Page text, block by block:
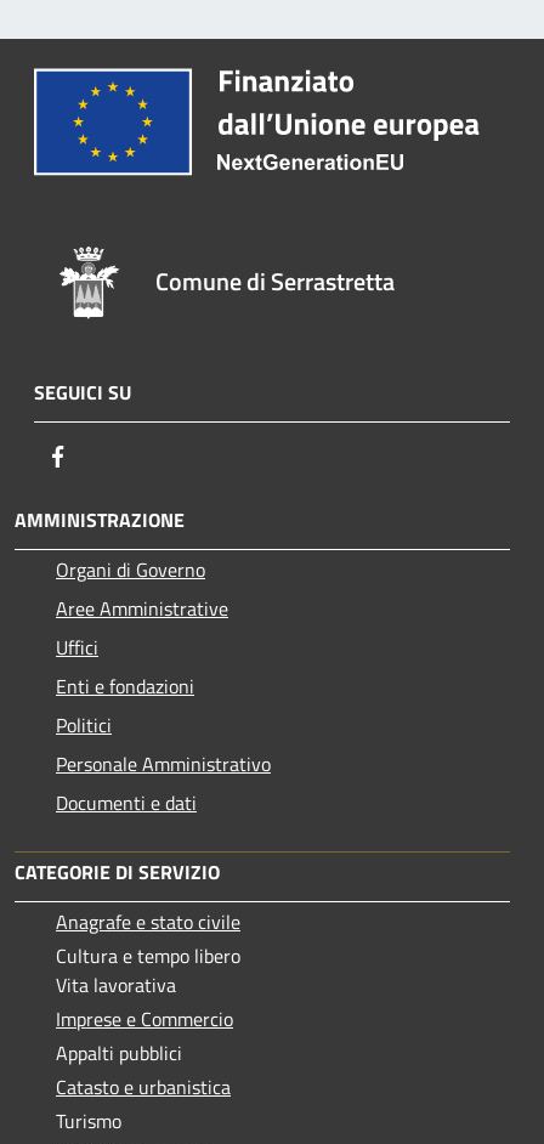
Comune di Serrastretta
SEGUICI SU
AMMINISTRAZIONE
Organi di Governo
Aree Amministrative
Uffici
Enti e fondazioni
Politici
Personale Amministrativo
Documenti e dati
CATEGORIE DI SERVIZIO
Anagrafe e stato civile
Cultura e tempo libero
Vita lavorativa
Imprese e Commercio
Appalti pubblici
Catasto e urbanistica
Turismo